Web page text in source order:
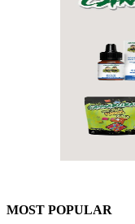
MOST POPULAR